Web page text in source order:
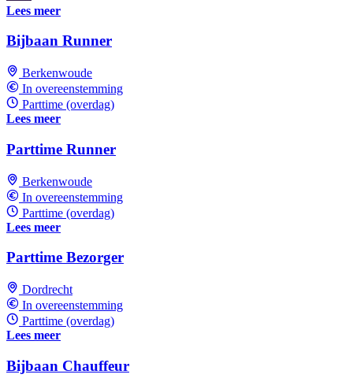
Lees meer
Bijbaan Runner
Berkenwoude
In overeenstemming
Parttime (overdag)
Lees meer
Parttime Runner
Berkenwoude
In overeenstemming
Parttime (overdag)
Lees meer
Parttime Bezorger
Dordrecht
In overeenstemming
Parttime (overdag)
Lees meer
Bijbaan Chauffeur